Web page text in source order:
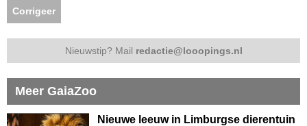
Corrigeer
Nieuwstip? Mail redactie@looopings.nl
Meer GaiaZoo
Nieuwe leeuw in Limburgse dierentuin